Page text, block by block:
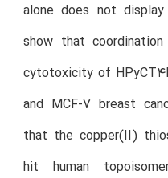
alone does not
show that
cytotoxicity of
and MCF-7 breast
that the copper(II)
hit human